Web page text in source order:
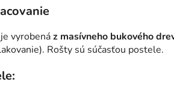
vyrobenáz masívneho bukového
Rošty sú súčasťou postele.